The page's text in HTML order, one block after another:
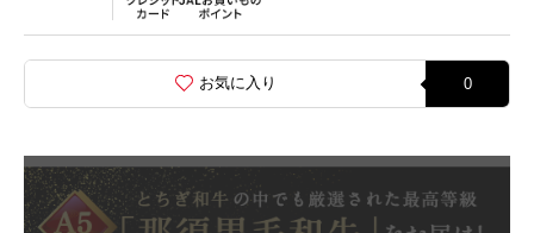
お気に入り 0